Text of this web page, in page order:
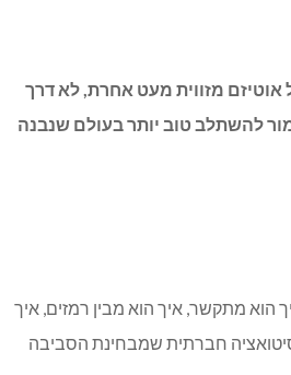
מזמין אותנו לדבר על אוטיזם מזווית מעט אחרת, לא דרך
להשתלב טוב יותר בעולם שנבנה
מתקשר, איך הוא מבין רמזים, איך
חברתית שמבחינת הסביבה